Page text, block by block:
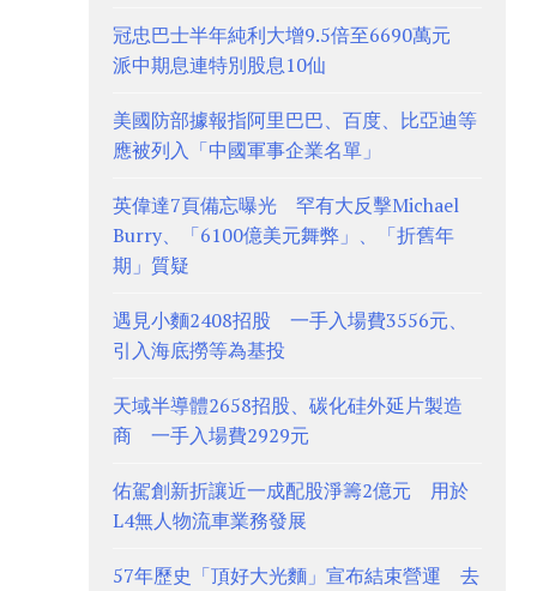
冠忠巴士半年純利大增9.5倍至6690萬元
派中期息連特別股息10仙
美國防部據報指阿里巴巴、百度、比亞迪等
應被列入「中國軍事企業名單」
英偉達7頁備忘曝光 罕有大反擊Michael
Burry、「6100億美元舞弊」、「折舊年
期」質疑
遇見小麵2408招股 一手入場費3556元、
引入海底撈等為基投
天域半導體2658招股、碳化硅外延片製造
商 一手入場費2929元
佑駕創新折讓近一成配股淨籌2億元 用於
L4無人物流車業務發展
57年歷史「頂好大光麵」宣布結束營運 去